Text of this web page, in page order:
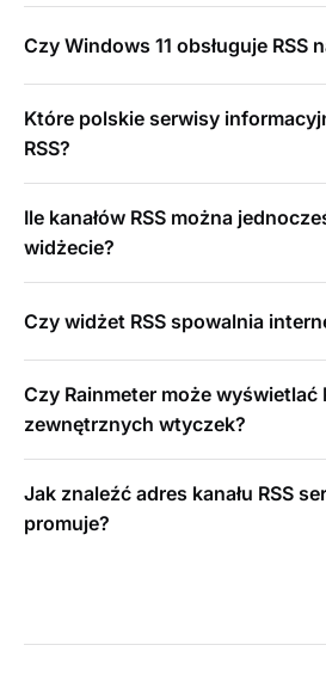
Czy Windows 11 obsługuje RSS
Które polskie serwisy
RSS?
Ile kanałów RSS można
widżecie?
Czy widżet RSS spowalnia
Czy Rainmeter może wyświetlać
zewnętrznych wtyczek?
Jak znaleźć adres kanału RSS
promuje?